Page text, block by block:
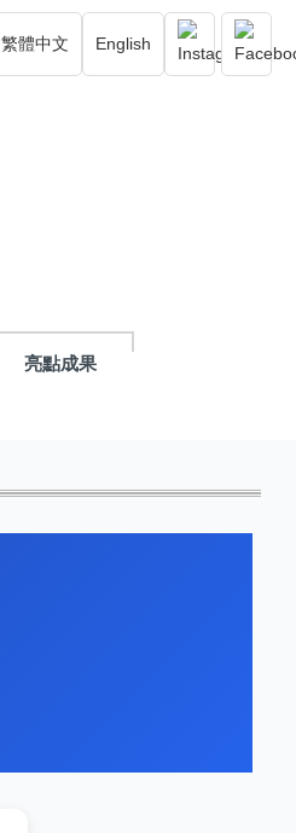
繁體中文 English
亮點成果